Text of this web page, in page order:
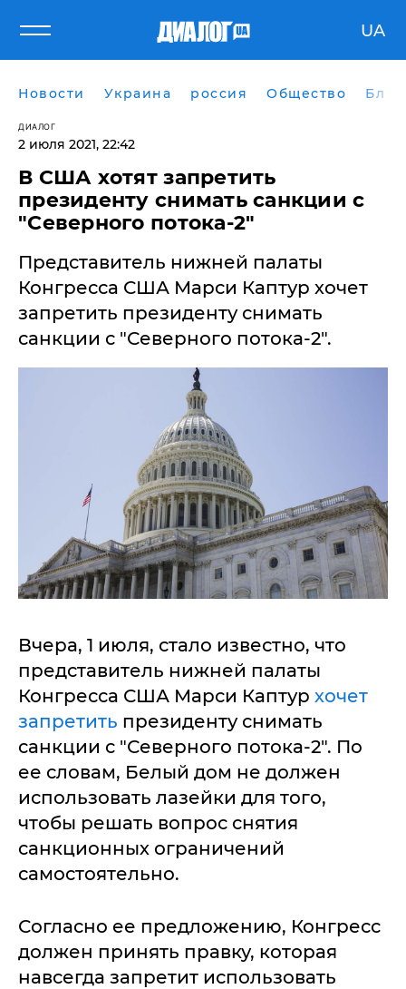
UA
Новости Украина россия Общество
ДИАЛОГ
2 июля 2021, 22:42
В США хотят запретить
президенту снимать санкции с
"Северного потока-2"
Представитель нижней палаты
Конгресса США Марси Каптур хочет
запретить президенту снимать
санкции с "Северного потока-2".
Вчера, 1 июля, стало известно, что
представитель нижней палаты
Конгресса США Марси Каптур хочет
запретить президенту снимать
санкции с "Северного потока-2". По
ее словам, Белый дом не должен
использовать лазейки для того,
чтобы решать вопрос снятия
санкционных ограничений
самостоятельно.
Согласно ее предложению, Конгресс
должен принять правку, которая
навсегда запретит использовать